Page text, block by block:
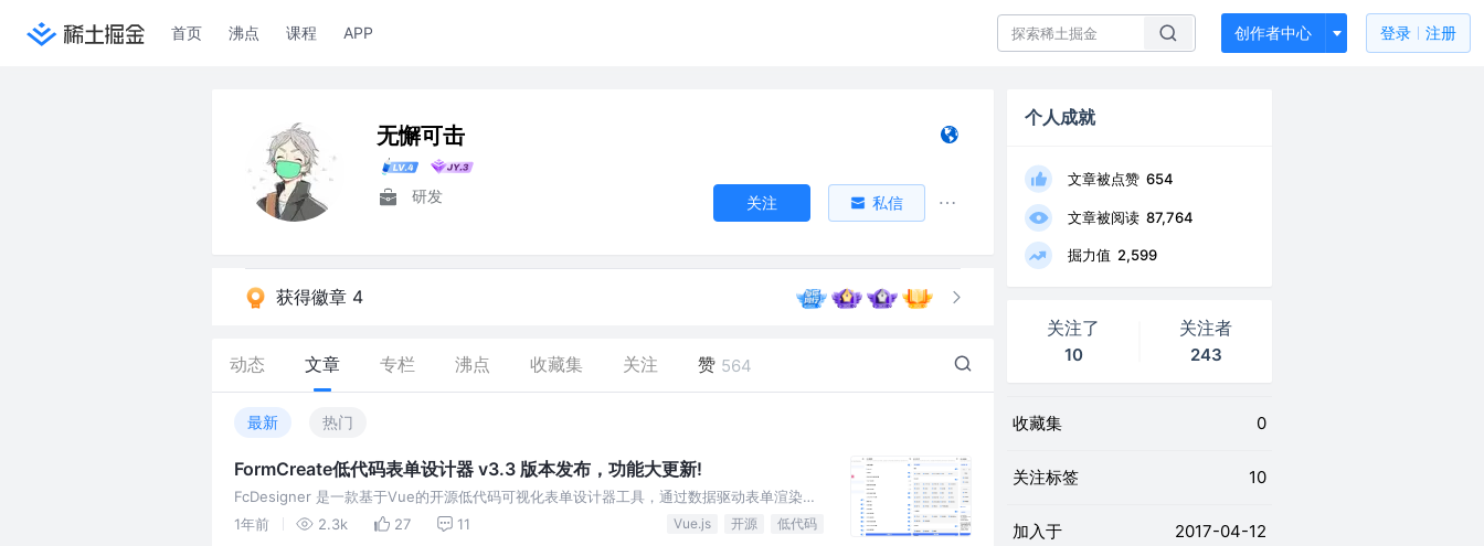
首页 沸点 课程 APP 创作者中心 登录 注册
无懈可击
研发 关注 私信
获得徽章 4
动态 文章 专栏 沸点 收藏集 关注 赞 564
最新 热门
FormCreate低代码表单设计器 v3.3 版本发布，功能大更新!
FcDesigner 是一款基于Vue的开源低代码可视化表单设计器工具，通过数据驱动表单渲染。
并广泛应用于在政务系统、OA系统、ERP系统、电商系统、流程管理等领域。
1年前 2.3k 27 11 Vue.js 开源 低代码
个人成就
文章被点赞 654
文章被阅读 87,764
掘力值 2,599
关注了
10
关注者
243
收藏集 0
关注标签 10
加入于 2017-04-12